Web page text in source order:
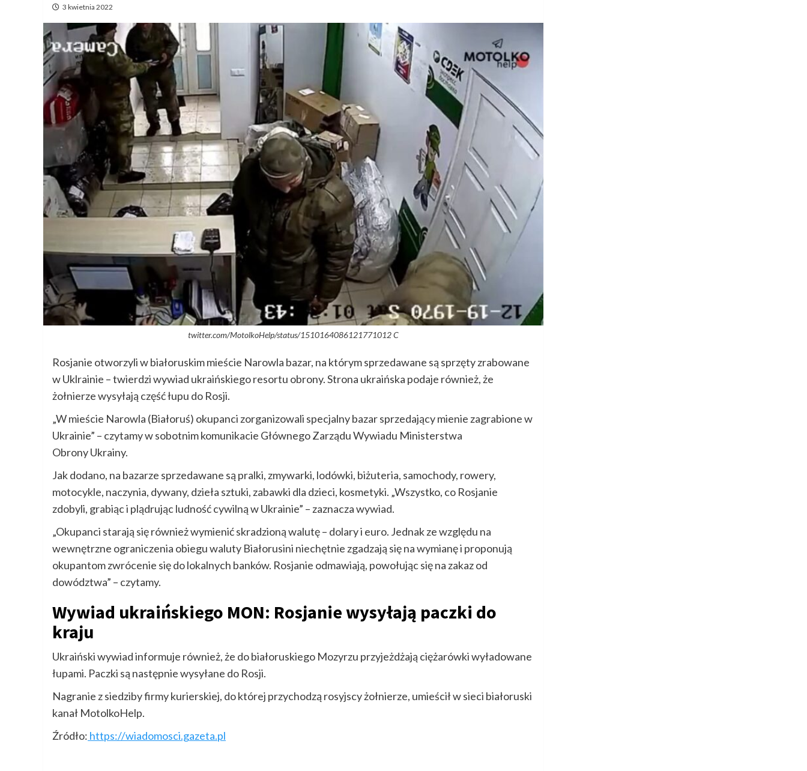
3 kwietnia 2022
twitter.com/MotolkoHelp/status/1510164086121771012 C
Rosjanie otworzyli w białoruskim mieście Narowla bazar, na którym sprzedawane są sprzęty zrabowane
w Uklrainie – twierdzi wywiad ukraińskiego resortu obrony. Strona ukraińska podaje również, że
żołnierze wysyłają część łupu do Rosji.
„W mieście Narowla (Białoruś) okupanci zorganizowali specjalny bazar sprzedający mienie zagrabione w
Ukrainie” – czytamy w sobotnim komunikacie Głównego Zarządu Wywiadu Ministerstwa
Obrony Ukrainy.
Jak dodano, na bazarze sprzedawane są pralki, zmywarki, lodówki, biżuteria, samochody, rowery,
motocykle, naczynia, dywany, dzieła sztuki, zabawki dla dzieci, kosmetyki. „Wszystko, co Rosjanie
zdobyli, grabiąc i plądrując ludność cywilną w Ukrainie” – zaznacza wywiad.
„Okupanci starają się również wymienić skradzioną walutę – dolary i euro. Jednak ze względu na
wewnętrzne ograniczenia obiegu waluty Białorusini niechętnie zgadzają się na wymianę i proponują
okupantom zwrócenie się do lokalnych banków. Rosjanie odmawiają, powołując się na zakaz od
dowództwa” – czytamy.
Wywiad ukraińskiego MON: Rosjanie wysyłają paczki do
kraju
Ukraiński wywiad informuje również, że do białoruskiego Mozyrzu przyjeżdżają ciężarówki wyładowane
łupami. Paczki są następnie wysyłane do Rosji.
Nagranie z siedziby firmy kurierskiej, do której przychodzą rosyjscy żołnierze, umieścił w sieci białoruski
kanał MotolkoHelp.
Źródło: https://wiadomosci.gazeta.pl